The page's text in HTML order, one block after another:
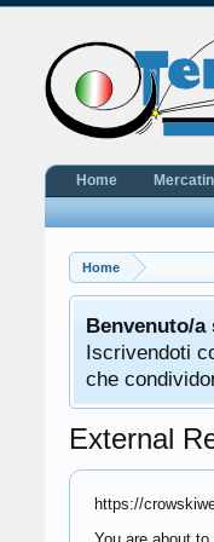
Home
Benvenuto/
Iscrivendoti
che
External
https://
Home